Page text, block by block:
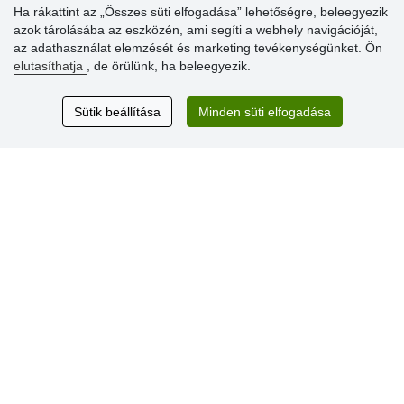
Vásárlók
értékelése
Excellent service
Thank you.
Ha rákattint az „Összes süti elfogadása” lehetőségre, beleegyezik
azok tárolásába az eszközén, ami segíti a webhely navigációját,
az adathasználat elemzését és marketing tevékenységünket. Ön
elutasíthatja
, de örülünk, ha beleegyezik.
Sütik beállítása Minden süti elfogadása